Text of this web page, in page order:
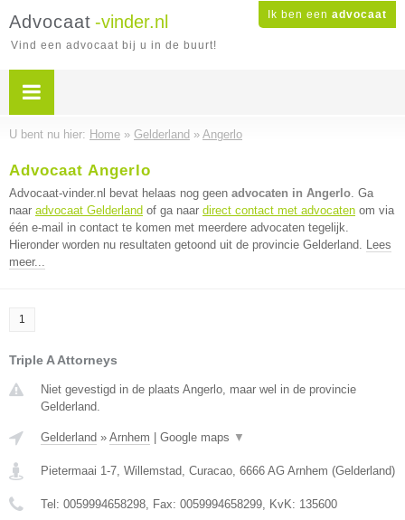
Ik ben een advocaat
Advocaat -vinder.nl
Vind een advocaat bij u in de buurt!
U bent nu hier: Home » Gelderland » Angerlo
Advocaat Angerlo
Advocaat-vinder.nl bevat helaas nog geen advocaten in Angerlo. Ga
naar advocaat Gelderland of ga naar direct contact met advocaten om via
één e-mail in contact te komen met meerdere advocaten tegelijk.
Hieronder worden nu resultaten getoond uit de provincie Gelderland. Lees
meer...
1
Triple A Attorneys
Niet gevestigd in de plaats Angerlo, maar wel in de provincie
Gelderland.
Gelderland » Arnhem Google maps ▼
Pietermaai 1-7, Willemstad, Curacao, 6666 AG Arnhem (Gelderland)
Tel: 0059994658298, Fax: 0059994658299, KvK: 135600